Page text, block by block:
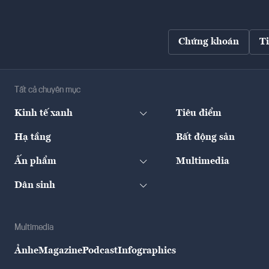
Chứng khoán
Tất cả chuyên mục
Kinh tế xanh Tiêu điểm
Hạ tầng Bất động sản
Ấn phẩm Multimedia
Dân sinh
Multimedia
ẢnheMagazinePodcastInfographics